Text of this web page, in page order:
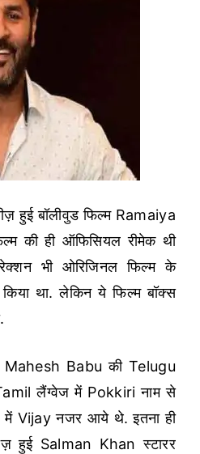
हुई बॉलीवुड फिल्म Ramaiya
की ही ऑफिसियल रीमेक थी
भी ओरिजिनल फिल्म के
था. लेकिन ये फिल्म बॉक्स
Mahesh Babu की Telugu
लैंग्वेज में Pokkiri नाम से
में Vijay नजर आये थे. इतना ही
हुई Salman Khan स्टारर